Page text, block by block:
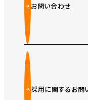
お問い合わせ
採用に関するお問